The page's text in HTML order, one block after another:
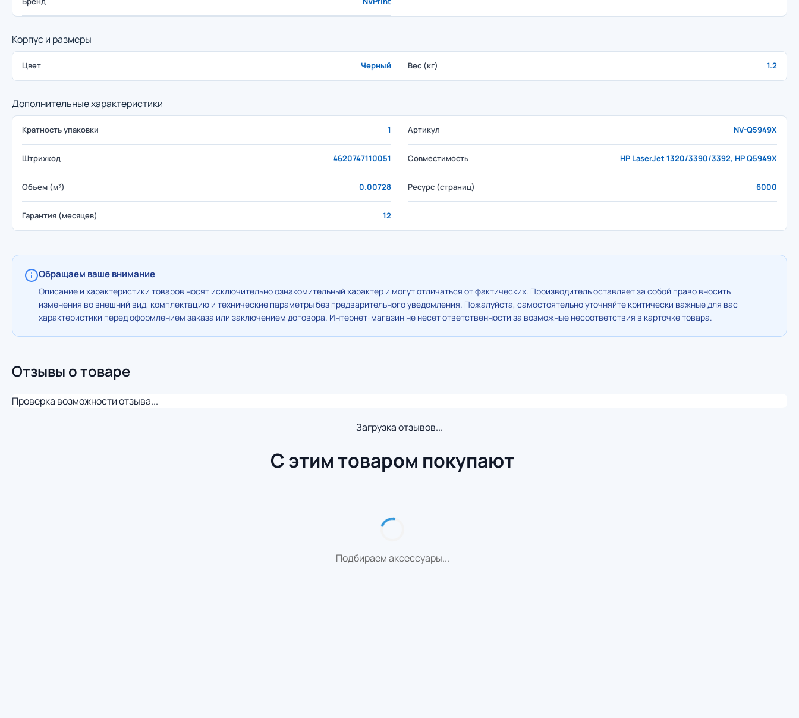
Корпус и размеры
Цвет Черный Вес (кг) 1.2
Дополнительные характеристики
Кратность упаковки 1 Артикул NV-Q5949X
Штрихкод 4620747110051 Совместимость HP LaserJet 1320/3390/3392, HP Q5949X
Объем (м³) 0.00728 Ресурс (страниц) 6000
Гарантия (месяцев) 12
Обращаем ваше внимание
Описание и характеристики товаров носят исключительно ознакомительный характер и могут отличаться от фактических. Производитель оставляет за собой право вносить
изменения во внешний вид, комплектацию и технические параметры без предварительного уведомления. Пожалуйста, самостоятельно уточняйте критически важные для вас
характеристики перед оформлением заказа или заключением договора. Интернет-магазин не несет ответственности за возможные несоответствия в карточке товара.
Отзывы о товаре
Проверка возможности отзыва...
Загрузка отзывов...
С этим товаром покупают
Подбираем аксессуары...